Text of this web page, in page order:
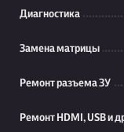
Диагностика
Замена матрицы
Ремонт разъема ЗУ
Ремонт HDMI, USB и